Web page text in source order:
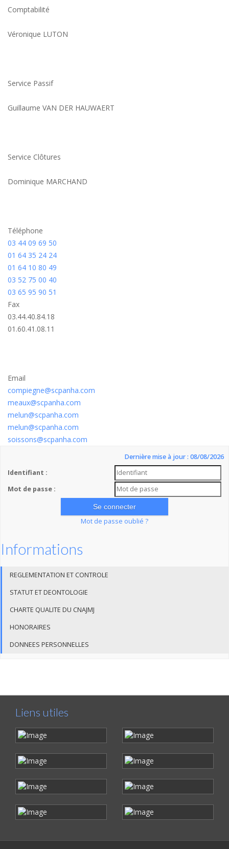
Comptabilité
Véronique LUTON
Service Passif
Guillaume VAN DER HAUWAERT
Service Clôtures
Dominique MARCHAND
Téléphone
03 44 09 69 50
01 64 35 24 24
01 64 10 80 49
03 52 75 00 40
03 65 95 90 51
Fax
03.44.40.84.18
01.60.41.08.11
Email
compiegne@scpanha.com
meaux@scpanha.com
melun@scpanha.com
melun@scpanha.com
soissons@scpanha.com
Dernière mise à jour : 08/08/2026
Identifiant :
Mot de passe :
Mot de passe oublié ?
Informations
REGLEMENTATION ET CONTROLE
STATUT ET DEONTOLOGIE
CHARTE QUALITE DU CNAJMJ
HONORAIRES
DONNEES PERSONNELLES
Liens utiles